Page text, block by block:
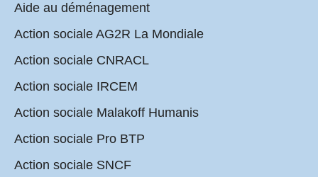
Aide au déménagement
Action sociale AG2R La Mondiale
Action sociale CNRACL
Action sociale IRCEM
Action sociale Malakoff Humanis
Action sociale Pro BTP
Action sociale SNCF